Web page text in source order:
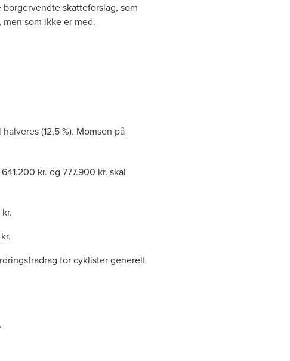
skatteforslag, som
som ikke er med.
(12,5 %). Momsen på
kr. og 777.900 kr. skal
for cyklister generelt